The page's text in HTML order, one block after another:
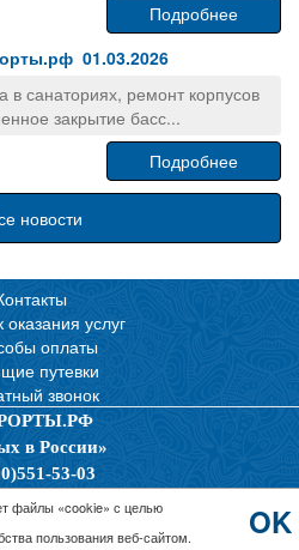
Подробнее
01.03.2026
в санаториях, ремонт корпусов
закрытие басс...
Подробнее
новости
услуг
оплаты
путевки
звонок
в России»
53-03
OK
файлы «cookie» с целью
пользования веб-сайтом.